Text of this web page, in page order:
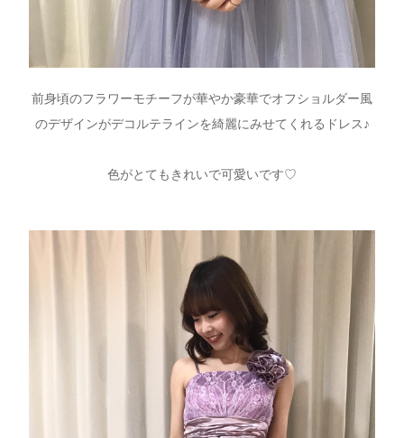
前身頃のフラワーモチーフが華やか豪華でオフショルダー風
のデザインがデコルテラインを綺麗にみせてくれるドレス♪
色がとてもきれいで可愛いです♡